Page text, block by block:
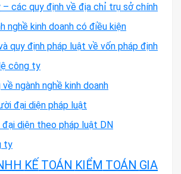
các quy định về địa chỉ trụ sở chính
nghề kinh doanh có điều kiện
quy định pháp luật về vốn pháp định
công ty
ngành nghề kinh doanh
đại diện pháp luật
diện theo pháp luật DN
ty
KẾ TOÁN KIỂM TOÁN GIA